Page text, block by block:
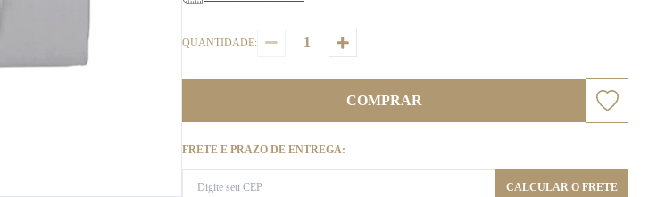
QUANTIDADE:
COMPRAR
FRETE E PRAZO DE ENTREGA:
CALCULAR O FRETE